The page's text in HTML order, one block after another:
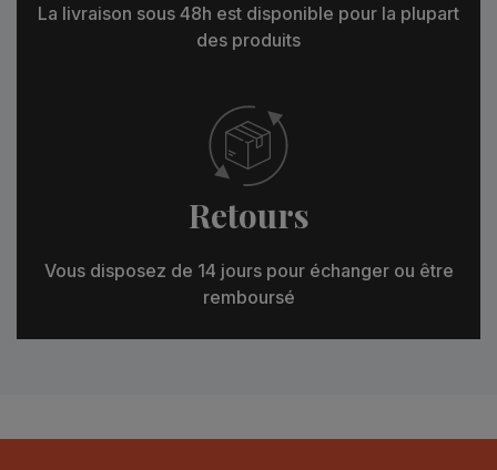
La livraison sous 48h est disponible pour la plupart
des produits
Retours
Vous disposez de 14 jours pour échanger ou être
remboursé